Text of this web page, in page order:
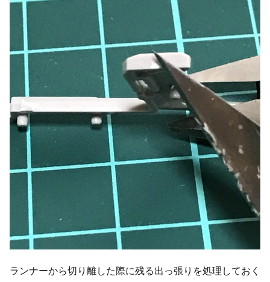
ランナーから切り離した際に残る出っ張りを処理しておく